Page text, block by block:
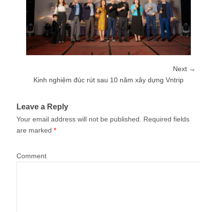
Next →
Kinh nghiệm đúc rút sau 10 năm xây dựng Vntrip
Leave a Reply
Your email address will not be published.
Required fields
are marked *
Comment